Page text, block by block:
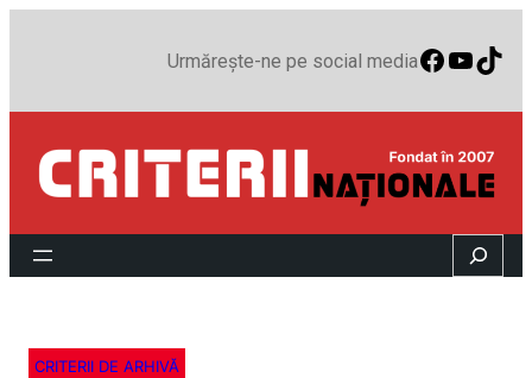
Urmărește-ne pe social media
Search
CRITERII DE ARHIVĂ